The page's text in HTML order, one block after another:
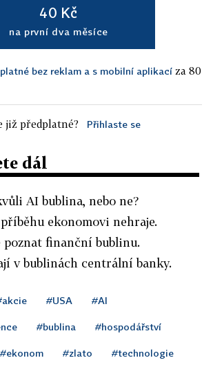
40 Kč
na první dva měsíce
bez reklam a s mobilní aplikací za 80
již předplatné? Přihlaste se
dál
AI bublina, nebo ne?
ekonomovi nehraje.
poznat finanční bublinu.
v bublinách centrální banky.
#USA #AI
#bublina #hospodářství
#ekonom #zlato #technologie